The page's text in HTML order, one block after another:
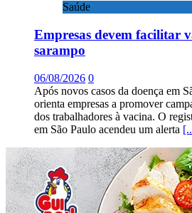
Saúde
Empresas devem facilitar
sarampo
06/08/2026 0
Após novos casos da doença em
orienta empresas a promover
dos trabalhadores à vacina. O
em São Paulo acendeu um alerta